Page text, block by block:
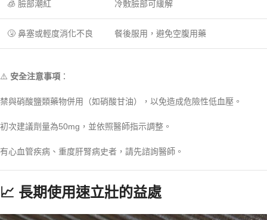
🧊 臉部潮紅 冷敷臉部可緩解
🤧 鼻塞或輕度消化不良 餐後服用，避免空腹用藥
⚠️ 安全注意事項 ：
禁與硝酸鹽類藥物併用（如硝酸甘油），以免造成危險性低血壓。
初次建議劑量為50mg，並依照醫師指示調整。
有心血管疾病、重度肝腎病史者，請先諮詢醫師。
📈 長期使用速立壯的益處